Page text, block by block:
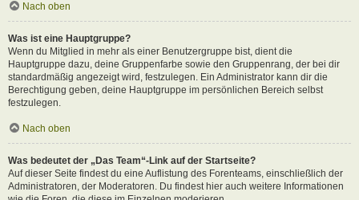
Nach oben
Was ist eine Hauptgruppe?
Wenn du Mitglied in mehr als einer Benutzergruppe bist, dient die
Hauptgruppe dazu, deine Gruppenfarbe sowie den Gruppenrang, der bei dir
standardmäßig angezeigt wird, festzulegen. Ein Administrator kann dir die
Berechtigung geben, deine Hauptgruppe im persönlichen Bereich selbst
festzulegen.
Nach oben
Was bedeutet der „Das Team“-Link auf der Startseite?
Auf dieser Seite findest du eine Auflistung des Forenteams, einschließlich der
Administratoren, der Moderatoren. Du findest hier auch weitere Informationen